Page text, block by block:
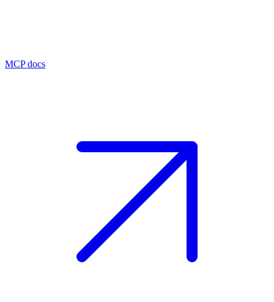
MCP docs